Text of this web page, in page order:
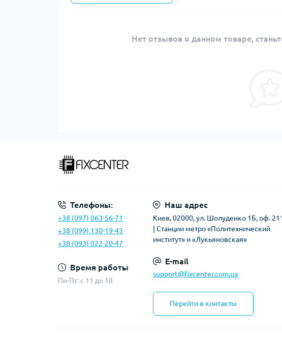
Нет отзывов о данном товаре,
Телефоны:
+38 (097) 063-56-71
+38 (099) 130-19-43
+38 (093) 022-20-47
Время работы
Пн-Пт: c 11 до 18
Наш адрес
Киев, 02000, ул. Шолуденко 1Б, оф.
| Станции метро «Политехнический
институт» и «Лукьяновская»
E-mail
support@fixcenter.com.ua
Перейти в контакты